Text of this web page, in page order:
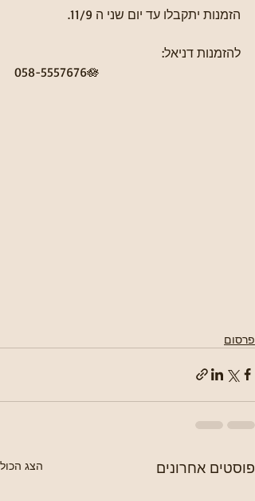
הזמנות יתקבלו עד יום שני ה 11/9.
להזמנות דניאל:
058-5557676🪷
פרסום
פוסטים אחרונים הצג הכול